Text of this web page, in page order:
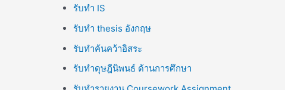
รับทำ IS
รับทำ thesis อังกฤษ
รับทำค้นคว้าอิสระ
รับทำดุษฎีนิพนธ์ ด้านการศึกษา